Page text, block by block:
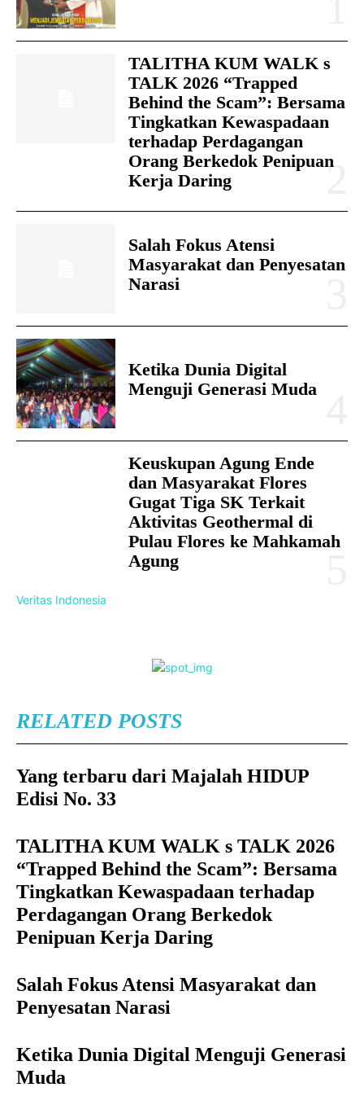
TALITHA KUM WALK s
TALK 2026 “Trapped
Behind the Scam”: Bersama
Tingkatkan Kewaspadaan
terhadap Perdagangan
Orang Berkedok Penipuan
Kerja Daring
Salah Fokus Atensi
Masyarakat dan Penyesatan
Narasi
Ketika Dunia Digital
Menguji Generasi Muda
Keuskupan Agung Ende
dan Masyarakat Flores
Gugat Tiga SK Terkait
Aktivitas Geothermal di
Pulau Flores ke Mahkamah
Agung
Veritas Indonesia
RELATED POSTS
Yang terbaru dari Majalah HIDUP
Edisi No. 33
TALITHA KUM WALK s TALK 2026
“Trapped Behind the Scam”: Bersama
Tingkatkan Kewaspadaan terhadap
Perdagangan Orang Berkedok
Penipuan Kerja Daring
Salah Fokus Atensi Masyarakat dan
Penyesatan Narasi
Ketika Dunia Digital Menguji Generasi
Muda